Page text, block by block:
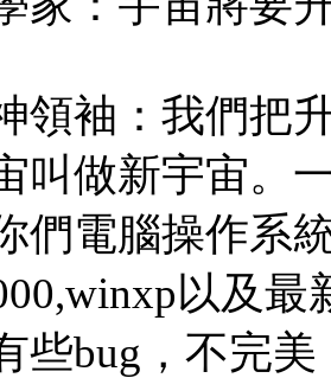
領袖：我們把
叫做新宇宙。
們電腦操作系
以及
些bug，不完